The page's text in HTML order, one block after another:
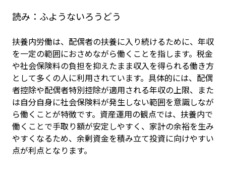
読み： ふようないろうどう
扶養内労働は、配偶者の扶養に入り続けるために、年収
を一定の範囲におさめながら働くことを指します。税金
や社会保険料の負担を抑えたまま収入を得られる働き方
として多くの人に利用されています。具体的には、配偶
者控除や配偶者特別控除が適用される年収の上限、また
は自分自身に社会保険料が発生しない範囲を意識しなが
ら働くことが特徴です。資産運用の観点では、扶養内で
働くことで手取り額が安定しやすく、家計の余裕を生み
やすくなるため、余剰資金を積み立て投資に向けやすい
点が利点となります。